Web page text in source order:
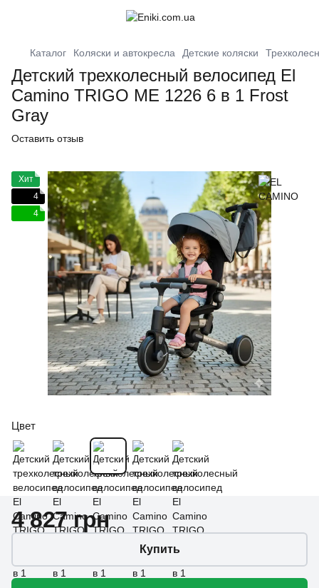
Каталог Коляски и автокресла Детские коляски
Детский трехколесный велосипед El
Camino TRIGO ME 1226 6 в 1 Frost
Gray
Оставить отзыв
Хит
4
4
Цвет
4 827 грн
Купить